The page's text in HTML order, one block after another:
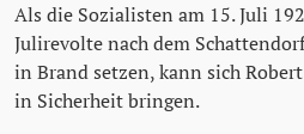
Als die Sozialisten am 15. Juli
Julirevolte nach dem
in Brand setzen, kann sich
in Sicherheit bringen.